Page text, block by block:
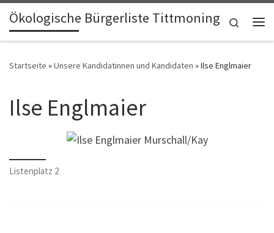
Zum Inhalt springen
Ökologische Bürgerliste Tittmoning
Search
Startseite »Unsere Kandidatinnen und Kandidaten »Ilse Englmaier
Ilse Englmaier
Listenplatz 2